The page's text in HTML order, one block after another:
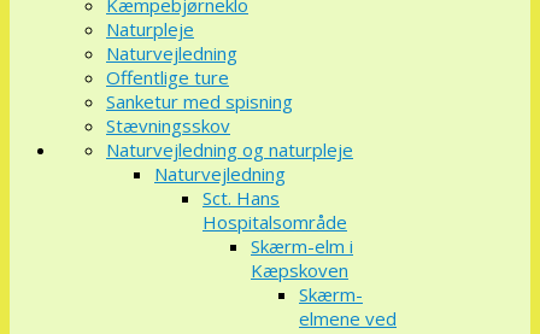
Naturpleje
Naturvejledning
Offentlige ture
Sanketur med spisning
Stævningsskov
Naturvejledning og naturpleje
Naturvejledning
Sct. Hans
Hospitalsområde
Skærm-elm i
Kæpskoven
Skærm-
elmene ved